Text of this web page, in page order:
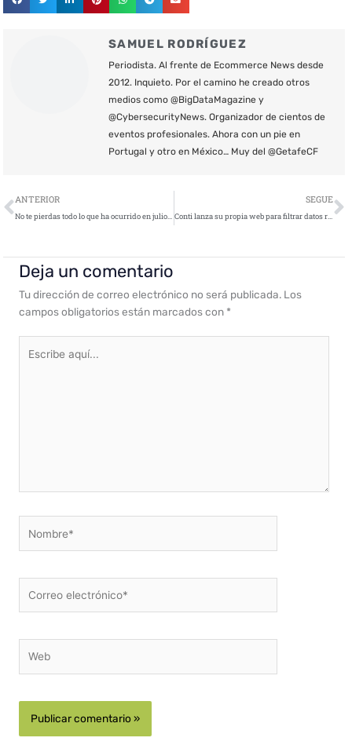
SAMUEL RODRÍGUEZ
Periodista. Al frente de Ecommerce News desde
2012. Inquieto. Por el camino he creado otros
medios como @BigDataMagazine y
@CybersecurityNews. Organizador de cientos de
eventos profesionales. Ahora con un pie en
Portugal y otro en México… Muy del @GetafeCF
Ant
ANTERIOR
No te pierdas todo lo que ha ocurrido en julio y agosto en CyberSecurity News
SEGUE
Conti lanza su propia web para filtrar datos robados
Deja un comentario
Tu dirección de correo electrónico no será publicada. Los
campos obligatorios están marcados con *
aquí...
electrónico*